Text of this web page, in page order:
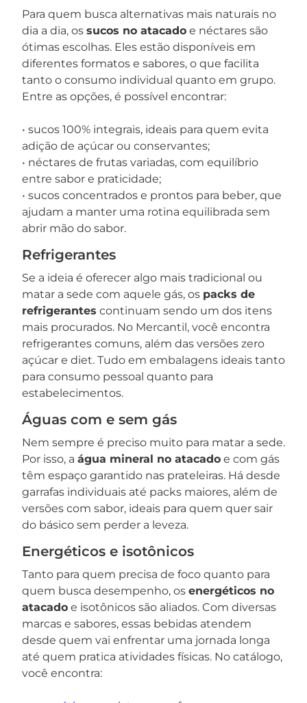
Para quem busca alternativas mais naturais no
dia a dia, os sucos no atacado e néctares são
ótimas escolhas. Eles estão disponíveis em
diferentes formatos e sabores, o que facilita
tanto o consumo individual quanto em grupo.
Entre as opções, é possível encontrar:
• sucos 100% integrais, ideais para quem evita
adição de açúcar ou conservantes;
• néctares de frutas variadas, com equilíbrio
entre sabor e praticidade;
• sucos concentrados e prontos para beber, que
ajudam a manter uma rotina equilibrada sem
abrir mão do sabor.
Refrigerantes
Se a ideia é oferecer algo mais tradicional ou
matar a sede com aquele gás, os packs de
refrigerantes continuam sendo um dos itens
mais procurados. No Mercantil, você encontra
refrigerantes comuns, além das versões zero
açúcar e diet. Tudo em embalagens ideais tanto
para consumo pessoal quanto para
estabelecimentos.
Águas com e sem gás
Nem sempre é preciso muito para matar a sede.
Por isso, a água mineral no atacado e com gás
têm espaço garantido nas prateleiras. Há desde
garrafas individuais até packs maiores, além de
versões com sabor, ideais para quem quer sair
do básico sem perder a leveza.
Energéticos e isotônicos
Tanto para quem precisa de foco quanto para
quem busca desempenho, os energéticos no
atacado e isotônicos são aliados. Com diversas
marcas e sabores, essas bebidas atendem
desde quem vai enfrentar uma jornada longa
até quem pratica atividades físicas. No catálogo,
você encontra: